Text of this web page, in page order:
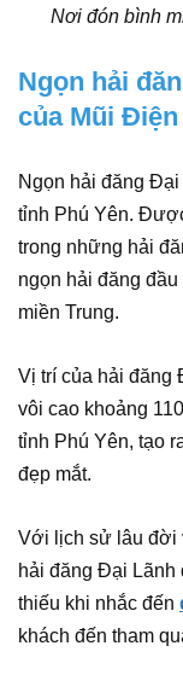
Nơi đón bình
Ngọn hải
của Mũi Điện
Ngọn hải đăng
tỉnh Phú Yên.
trong những hải
ngọn hải đăng
miền Trung.
Vị trí của hải đăng
vôi cao khoảng
tỉnh Phú Yên, tạo
đẹp mắt.
Với lịch sử lâu đời
hải đăng Đại Lãnh
thiếu khi nhắc đến
khách đến tham